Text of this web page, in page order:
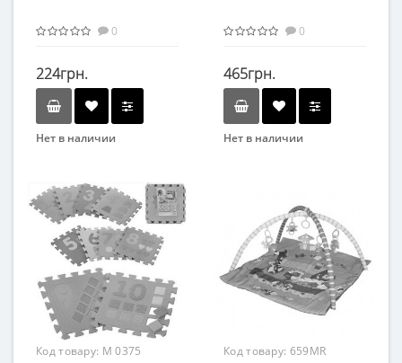
0
224грн.
Нет в наличии
Вид
Коврик
Возраст
от 3 лет
Материал
Текстиль
0
465грн.
Нет в наличии
От 1 года
Материал
EVA
Код товару: M 0375
Код товару: 659MR